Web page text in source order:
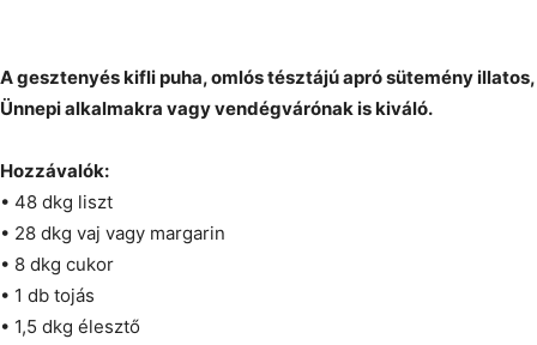
A gesztenyés kifli puha, omlós tésztájú apró sütemény
Ünnepi alkalmakra vagy vendégvárónak is kiváló.
Hozzávalók:
• 48 dkg liszt
• 28 dkg vaj vagy margarin
• 8 dkg cukor
• 1 db tojás
• 1,5 dkg élesztő